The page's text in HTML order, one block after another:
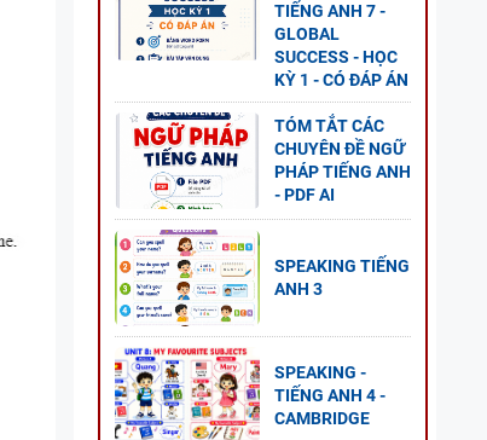
TIẾNG ANH 7 -
GLOBAL
SUCCESS - HỌC
KỲ 1 - CÓ ĐÁP ÁN
TÓM TẮT CÁC
CHUYÊN ĐỀ NGỮ
PHÁP TIẾNG ANH
- PDF AI
SPEAKING TIẾNG
ANH 3
SPEAKING -
TIẾNG ANH 4 -
CAMBRIDGE